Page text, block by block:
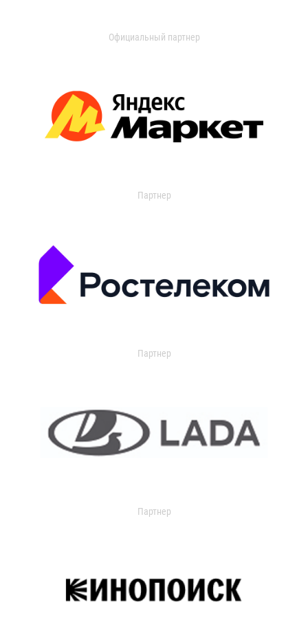
Официальный партнер
Партнер
Партнер
Партнер